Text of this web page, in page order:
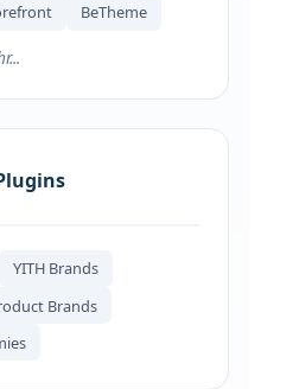
BeTheme
YITH Brands
Brands